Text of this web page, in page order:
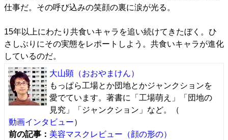
仕事だ。その呼び込みの笑顔の裏に涙が光る。
15年以上にわたり共食いキャラを追い続けてきたぼく。ひ
さしぶりにその実態をレポートしよう。共食いキャラが進化
しているのだ。
大山顕 （おおやまけん）
もっぱら工場とか団地とかジャンクションを
愛でています。著書に「工場萌え」「団地の
見究」「ジャンクション」など。（
動画インタビュー）
前の記事： 美容マスクレビュー（顔の形の）